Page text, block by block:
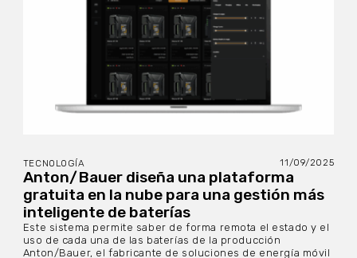
TECNOLOGÍA 11/09/2025
Anton/Bauer diseña una plataforma
gratuita en la nube para una gestión más
inteligente de baterías
Este sistema permite saber de forma remota el estado y el
uso de cada una de las baterías de la producción
Anton/Bauer, el fabricante de soluciones de energía móvil